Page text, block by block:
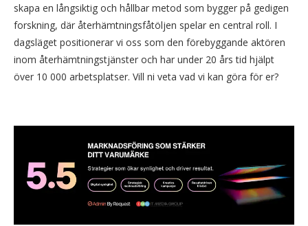
skapa en långsiktig och hållbar metod som bygger på gedigen
forskning, där återhämtningsfåtöljen spelar en central roll. I
dagsläget positionerar vi oss som den förebyggande aktören
inom återhämtningstjänster och har under 20 års tid hjälpt
över 10 000 arbetsplatser. Vill ni veta vad vi kan göra för er?